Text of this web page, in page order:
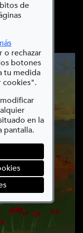
de
o rechazar
botones
tu medida
cookies".
en la
pantalla.
(abre en ventana
Nº 9